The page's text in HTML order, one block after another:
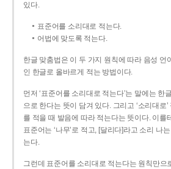
있다.
표준어를 소리대로 적는다.
어법에 맞도록 적는다.
한글 맞춤법은 이 두 가지 원칙에 따라 음성 언
인 한글로 올바르게 적는 방법이다.
먼저 ‘표준어를 소리대로 적는다’는 말에는 한
으로 한다는 뜻이 담겨 있다. 그리고 ‘소리대로
를 적을 때 발음에 따라 적는다는 뜻이다. 이를
표준어는 ‘나무’로 적고, [달리다]라고 소리 나
는다.
그런데 표준어를 소리대로 적는다는 원칙만으